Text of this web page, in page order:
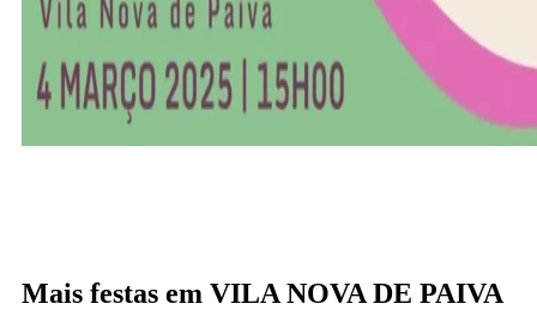
Mais festas em VILA NOVA DE PAIVA